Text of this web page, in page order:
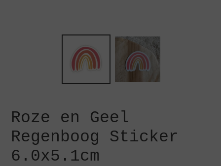
Roze en Geel
Regenboog Sticker
6.0x5.1cm